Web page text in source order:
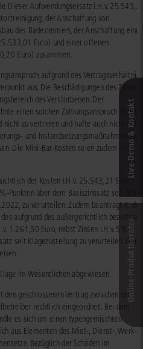
Dieser Aufwendungsersatz i.H.v.
der Anschaffung von
des Badezimmers, der Anschaffung einer
Euro) und einer offenen
Euro) zusammen.
aufgrund des
aus. Die Beschädigungen des
des Verstorbenen. Der
einen solchen Zahlungsanspruch ab. Der
nicht zu vertreten und hafte auch nicht
und Instandsetzungsmaßnahmen
Die Mini-Bar-Kosten seien zudem nicht
der Kosten i.H.v. 25.543,21 Euro,
Punkten über dem Basiszinssatz seit dem
zu verurteilen. Zudem beantragt K.
aufgrund des außergerichtlich
1.261,50 Euro, nebst Zinsen i.H.v. 5%-
seit Klagezustellung zu verurteilen. Der
im Wesentlichen abgewiesen.
den geschlossenen Vertrag zwischen dem
rechtlich eingeordnet: Bei dem
es sich um einen typengemischten
aus Elementen des Miet-, Dienst-, Werk-
Bezüglich der Schäden im
Live‑Demo & Kontakt
Online-Produkt­berater